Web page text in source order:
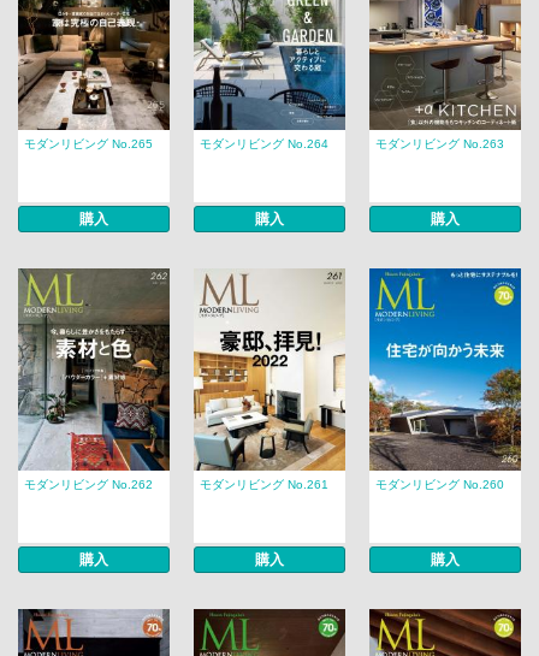
モダンリビング No.265
購入
モダンリビング No.264
購入
モダンリビング No.263
購入
モダンリビング No.262
購入
モダンリビング No.261
購入
モダンリビング No.260
購入